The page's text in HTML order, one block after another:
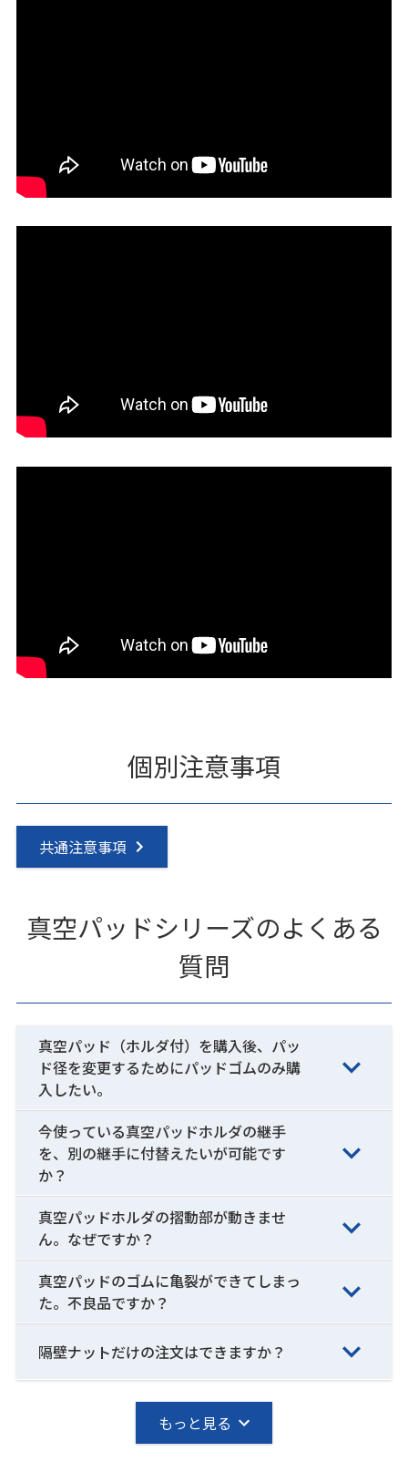
個別注意事項
共通注意事項
真空パッドシリーズのよくある
質問
真空パッド（ホルダ付）を購入後、パッ
ド径を変更するためにパッドゴムのみ購
入したい。
今使っている真空パッドホルダの継手
を、別の継手に付替えたいが可能です
か？
真空パッドホルダの摺動部が動きませ
ん。なぜですか？
真空パッドのゴムに亀裂ができてしまっ
た。不良品ですか？
隔壁ナットだけの注文はできますか？
もっと見る